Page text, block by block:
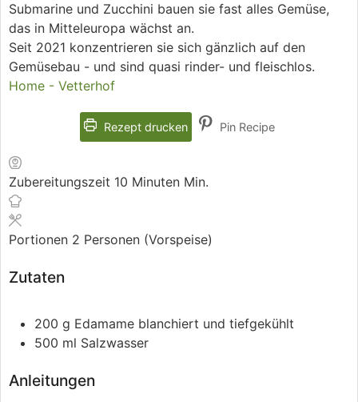
Submarine und Zucchini bauen sie fast alles Gemüse,
das in Mitteleuropa wächst an.
Seit 2021 konzentrieren sie sich gänzlich auf den
Gemüsebau - und sind quasi rinder- und fleischlos.
Home - Vetterhof
Rezept drucken Pin Recipe
Zubereitungszeit 10 Minuten Min.
Portionen 2 Personen (Vorspeise)
Zutaten
200 g Edamame blanchiert und tiefgekühlt
500 ml Salzwasser
Anleitungen